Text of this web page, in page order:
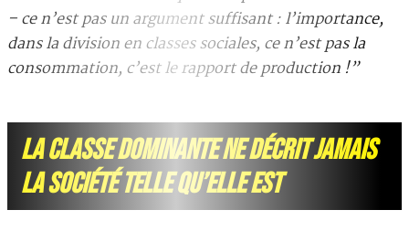
– ce n’est pas un argument suffisant : l’importance,
dans la division en classes sociales, ce n’est pas la
consommation, c’est le rapport de production !”
LA CLASSE DOMINANTE NE DÉCRIT JAMAIS
LA SOCIÉTÉ TELLE QU’ELLE EST